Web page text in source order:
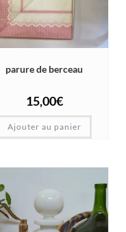
parure de berceau
15,00€
Ajouter au panier